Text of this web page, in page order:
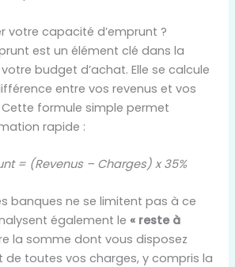
votre capacité d’emprunt ?
est un élément clé dans la
budget d’achat. Elle se calcule
entre vos revenus et vos
formule simple permet
rapide :
= (Revenus – Charges) x 35%
banques ne se limitent pas à ce
également le« reste à
la somme dont vous disposez
de toutes vos charges, y compris la